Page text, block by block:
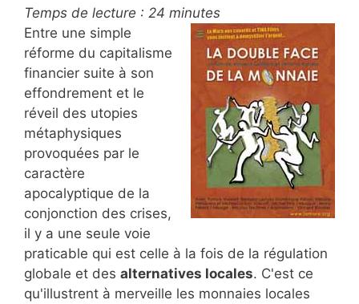
Temps de lecture : 24 minutes
Entre une simple
réforme du capitalisme
financier suite à son
effondrement et le
réveil des utopies
métaphysiques
provoquées par le
caractère
apocalyptique de la
conjonction des crises,
il y a une seule voie
praticable qui est celle à la fois de la régulation
globale et des alternatives locales. C'est ce
qu'illustrent à merveille les monnaies locales